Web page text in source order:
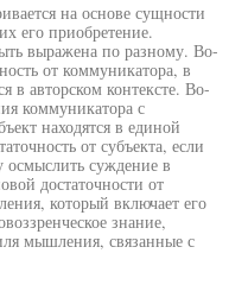
на основе сущности
его приобретение.
выражена по разному. Во-
от коммуникатора, в
в авторском контексте. Во-
коммуникатора с
находятся в единой
от субъекта, если
осмыслить суждение в
достаточности от
который включает его
знание,
мышления, связанные с